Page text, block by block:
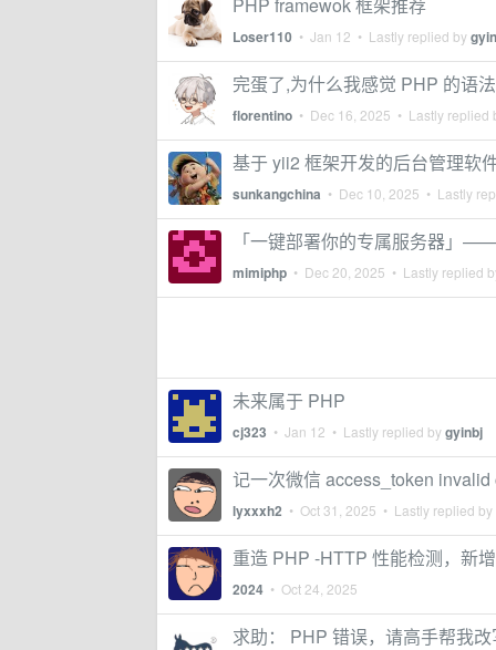
Loser110 • Jan 12 • Lastly replied by
完蛋了,为什么我感觉 PHP 的语
florentino • Dec 16, 2025 • Lastly replied
基于 yii2 框架开发的后台管理软
sunkangchina • Dec 10, 2025 • Lastly
「一键部署你的专属服务器」
mimiphp • Dec 20, 2025 • Lastly replied
未来属于 PHP
cj323 • Jan 12 • Lastly replied bygyinbj
记一次微信 access_token
lyxxxh2 • Oct 31, 2025 • Lastly replied by
重造 PHP -HTTP 性能检测，新
2024 • Oct 24, 2025
求助： PHP 错误，请高手帮我